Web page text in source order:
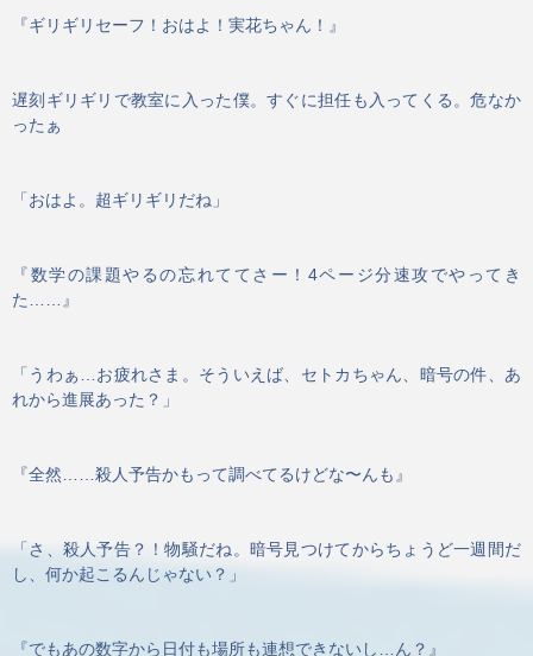
『ギリギリセーフ！おはよ！実花ちゃん！』
遅刻ギリギリで教室に入った僕。すぐに担任も入ってくる。危なか
ったぁ
「おはよ。超ギリギリだね」
『数学の課題やるの忘れててさー！4ページ分速攻でやってき
た……』
「うわぁ…お疲れさま。そういえば、セトカちゃん、暗号の件、あ
れから進展あった？」
『全然……殺人予告かもって調べてるけどな〜んも』
「さ、殺人予告？！物騒だね。暗号見つけてからちょうど一週間だ
し、何か起こるんじゃない？」
『でもあの数字から日付も場所も連想できないし…ん？』